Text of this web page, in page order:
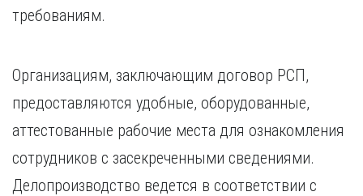
требованиям.
Организациям, заключающим договор РСП,
предоставляются удобные, оборудованные,
аттестованные рабочие места для ознакомления
сотрудников с засекреченными сведениями.
Делопроизводство ведется в соответствии с